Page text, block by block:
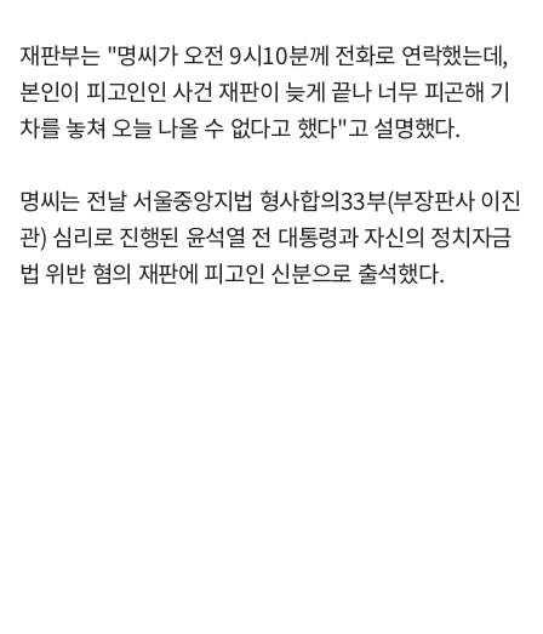
재판부는 "명씨가 오전 9시10분께 전화로 연락했는데,
본인이 피고인인 사건 재판이 늦게 끝나 너무 피곤해 기
차를 놓쳐 오늘 나올 수 없다고 했다"고 설명했다.
명씨는 전날 서울중앙지법 형사합의33부(부장판사 이진
관) 심리로 진행된 윤석열 전 대통령과 자신의 정치자금
법 위반 혐의 재판에 피고인 신분으로 출석했다.